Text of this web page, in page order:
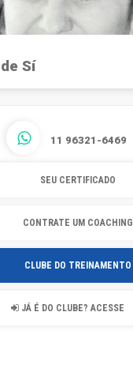
Sí
11 96321-6469
SEU CERTIFICADO
CONTRATE UM COACHING
CLUBE DO TREINAMENTO
JÁ É DO CLUBE? ACESSE